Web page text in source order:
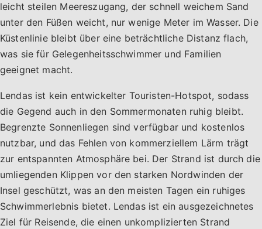
leicht steilen Meereszugang, der schnell weichem Sand
unter den Füßen weicht, nur wenige Meter im Wasser. Die
Küstenlinie bleibt über eine beträchtliche Distanz flach,
was sie für Gelegenheitsschwimmer und Familien
geeignet macht.
Lendas ist kein entwickelter Touristen-Hotspot, sodass
die Gegend auch in den Sommermonaten ruhig bleibt.
Begrenzte Sonnenliegen sind verfügbar und kostenlos
nutzbar, und das Fehlen von kommerziellem Lärm trägt
zur entspannten Atmosphäre bei. Der Strand ist durch die
umliegenden Klippen vor den starken Nordwinden der
Insel geschützt, was an den meisten Tagen ein ruhiges
Schwimmerlebnis bietet. Lendas ist ein ausgezeichnetes
Ziel für Reisende, die einen unkomplizierten Strand